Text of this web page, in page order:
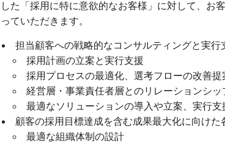
した「採用に特に意欲的なお客様」に対して、お
っていただきます。
担当顧客への戦略的なコンサルティングと実行
採用計画の立案と実行支援
採用プロセスの最適化、選考フローの改善提
経営層・事業責任者層とのリレーションシッ
最適なソリューションの導入や立案、実行支
顧客の採用目標達成を含む成果最大化に向けた
最適な組織体制の設計